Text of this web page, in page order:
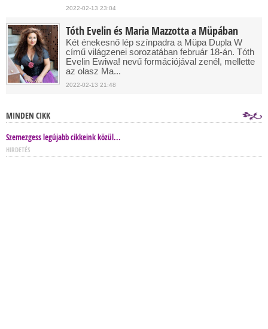
2022-02-13 23:04
Tóth Evelin és Maria Mazzotta a Müpában
Két énekesnő lép színpadra a Müpa Dupla W
című világzenei sorozatában február 18-án. Tóth
Evelin Ewiwa! nevű formációjával zenél, mellette
az olasz Ma...
2022-02-13 21:48
MINDEN CIKK
Szemezgess legújabb cikkeink közül...
HIRDETÉS